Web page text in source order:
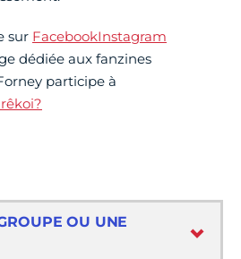
sur FacebookInstagram
dédiée aux fanzines
participe à
OU UNE